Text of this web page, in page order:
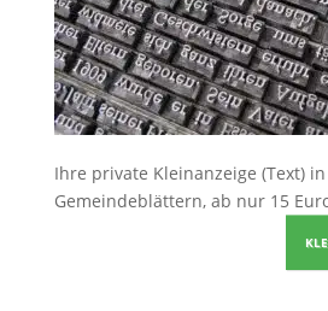
Ihre private Kleinanzeige (Text)
Gemeindeblättern, ab nur 15